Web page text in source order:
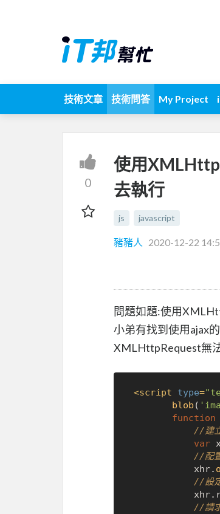
技術文章 技術問答 My Project
0
使用
去執行
js javascript
豬豬人 2020-12-22
問題如題:使用
小弟有找到使用ajax
XMLHttpRequest無
<script type=
blob (
function
//建
var
//配
			xhr.
//設
			xhr.
//請